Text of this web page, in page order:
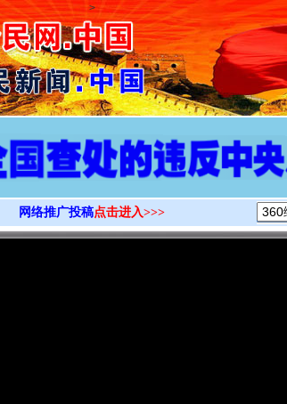
>
网络推广投稿点击进入>>>